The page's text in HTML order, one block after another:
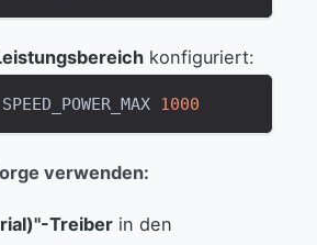
konfiguriert:
SPEED_POWER_MAX 1000
verwenden:
Treiber in den